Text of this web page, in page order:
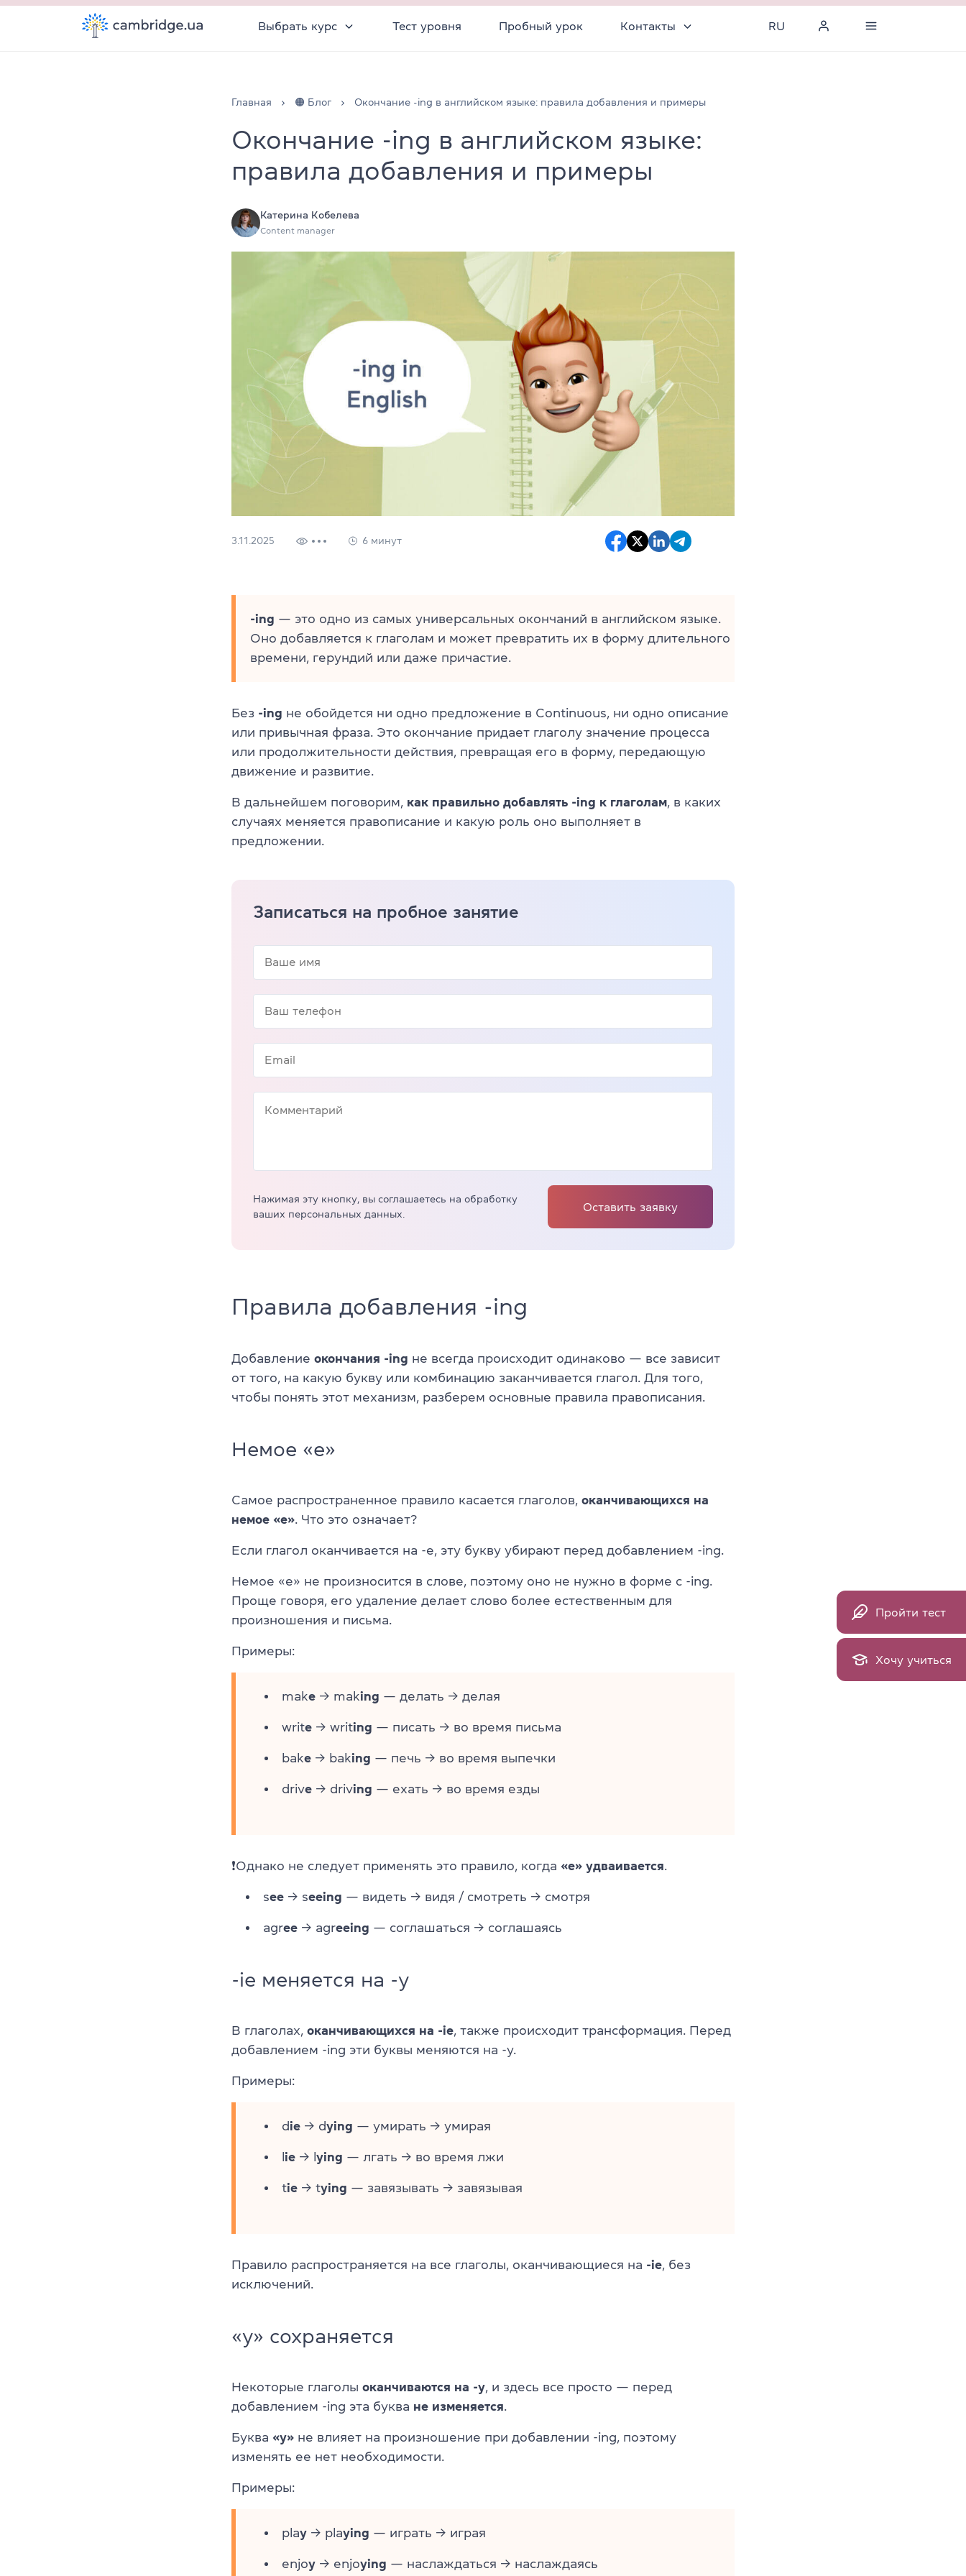
Выбрать курс Тест уровня Пробный урок Контакты RU
Главная 🟠 Блог Окончание -ing в английском языке: правила добавления и примеры
Окончание -ing в английском языке:
правила добавления и примеры
Катерина Кобелева
Content manager
3.11.2025 6 минут
-ing — это одно из самых универсальных окончаний в английском языке.
Оно добавляется к глаголам и может превратить их в форму длительного
времени, герундий или даже причастие.
Без -ing не обойдется ни одно предложение в Continuous, ни одно описание
или привычная фраза. Это окончание придает глаголу значение процесса
или продолжительности действия, превращая его в форму, передающую
движение и развитие.
В дальнейшем поговорим, как правильно добавлять -ing к глаголам, в каких
случаях меняется правописание и какую роль оно выполняет в
предложении.
Записаться на пробное занятие
Нажимая эту кнопку, вы соглашаетесь на обработку
ваших персональных данных.
Оставить заявку
Правила добавления -ing
Добавление окончания -ing не всегда происходит одинаково — все зависит
от того, на какую букву или комбинацию заканчивается глагол. Для того,
чтобы понять этот механизм, разберем основные правила правописания.
Немое «e»
Самое распространенное правило касается глаголов, оканчивающихся на
немое «e». Что это означает?
Если глагол оканчивается на -e, эту букву убирают перед добавлением -ing.
Немое «e» не произносится в слове, поэтому оно не нужно в форме с -ing.
Проще говоря, его удаление делает слово более естественным для
произношения и письма.
Примеры:
make → making — делать → делая
write → writing — писать → во время письма
bake → baking — печь → во время выпечки
drive → driving — ехать → во время езды
❗Однако не следует применять это правило, когда «e» удваивается.
see → seeing — видеть → видя / смотреть → смотря
agree → agreeing — соглашаться → соглашаясь
-ie меняется на -y
В глаголах, оканчивающихся на -ie, также происходит трансформация. Перед
добавлением -ing эти буквы меняются на -y.
Примеры:
die → dying — умирать → умирая
ie → l ying — лгать → во время лжи
tie → tying — завязывать → завязывая
Правило распространяется на все глаголы, оканчивающиеся на -ie, без
исключений.
«y» сохраняется
Некоторые глаголы оканчиваются на -y, и здесь все просто — перед
добавлением -ing эта буква не изменяется.
Буква «y» не влияет на произношение при добавлении -ing, поэтому
изменять ее нет необходимости.
Примеры:
play → playing — играть → играя
enjoy → enjoying — наслаждаться → наслаждаясь
Пройти тест
Хочу учиться